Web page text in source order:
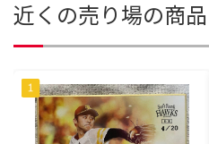
近くの売り場の商品